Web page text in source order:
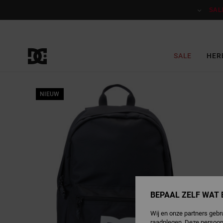
SALE
NIEUW
BEPAAL ZELF WAT
Wij en onze partners